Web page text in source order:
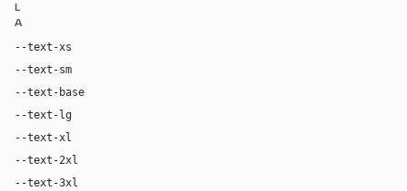
L
A
--text-xs
--text-sm
--text-base
--text-lg
--text-xl
--text-2xl
--text-3xl